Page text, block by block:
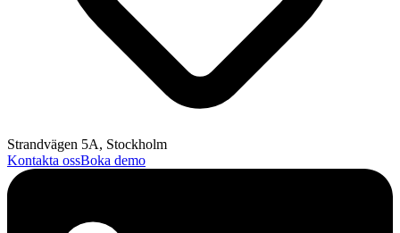
Strandvägen 5A, Stockholm
Kontakta ossBoka demo